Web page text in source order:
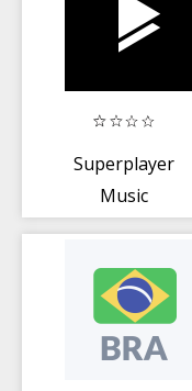
Superplayer
Music